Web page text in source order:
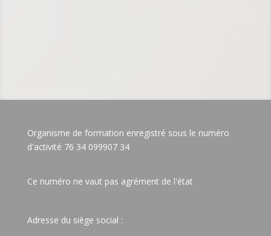
Organisme de formation enregistré sous le numéro
d'activité 76 34 099907 34
Ce numéro ne vaut pas agrément de l'état
Adresse du siège social :